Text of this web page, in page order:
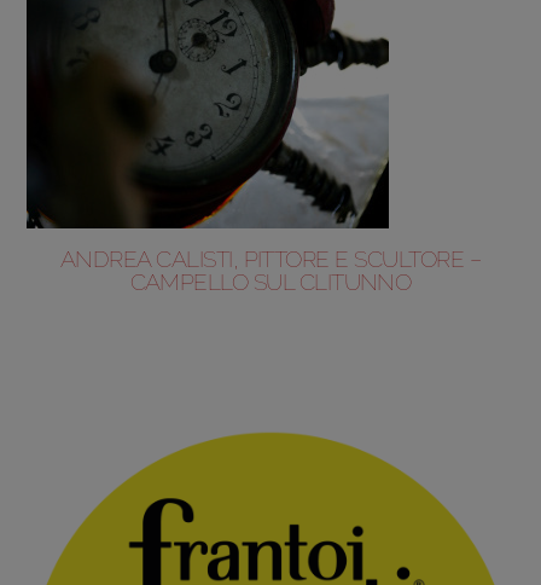
ANDREA CALISTI, PITTORE E SCULTORE –
CAMPELLO SUL CLITUNNO